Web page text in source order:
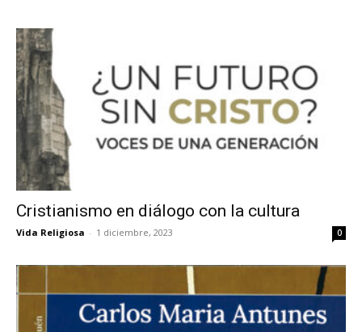
Cristianismo en diálogo con la cultura
Vida Religiosa - 1 diciembre, 2023 0